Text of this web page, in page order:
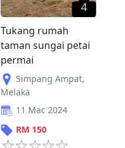
4
Tukang rumah
taman sungai petai
permai
Simpang Ampat,
Melaka
11 Mac 2024
RM 150